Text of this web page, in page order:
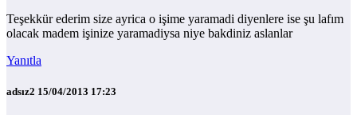
Teşekkür ederim size ayrica o işime yaramadi diyenlere ise şu lafım
olacak madem işinize yaramadiysa niye bakdiniz aslanlar
Yanıtla
adsız2 15/04/2013 17:23